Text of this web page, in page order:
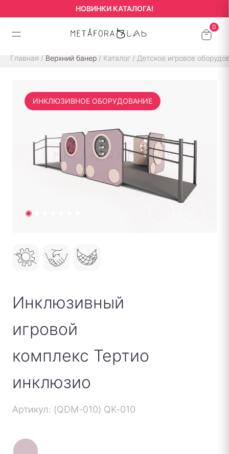
НОВИНКИ КАТАЛОГА!
Главная / Верхний банер / Каталог / Детское игровое
ИНКЛЮЗИВНОЕ ОБОРУДОВАНИЕ
Инклюзивный
игровой
комплекс Тертио
инклюзио
Артикул: (QDM-010) QK-010